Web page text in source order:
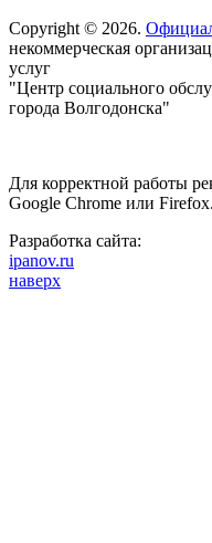
Copyright © 2026.
некоммерческая
услуг
"Центр социального
города Волгодонска"
Для корректной работы
Google Chrome или Firefox.
Разработка сайта:
ipanov.ru
наверх